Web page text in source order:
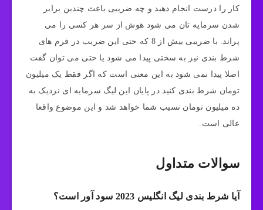
کار را درست انجام دهید و چه ضریبی باعث چندین برابر
شدن سرمایه تان می شود هوش از سر هر کسی را می
پراند. با ضریبی بیش از 8 که حتی این ضریب در فرم های
شرط بندی نیز به سختی پیدا می شود یا حتی می توان گفت
اصلا پیدا نمی شود به این معنی است که اگر فقط یک میلیون
تومان شرط بندی کنید در پایان این لیگ سرمایه ای نزدیک به
ده میلیون تومان نسیب شما خواهد شد و این موضوع واقعا
عالی است.
سوالات متداول
آیا شرط بندی لیگ انگلیس 2023 سود آور است؟